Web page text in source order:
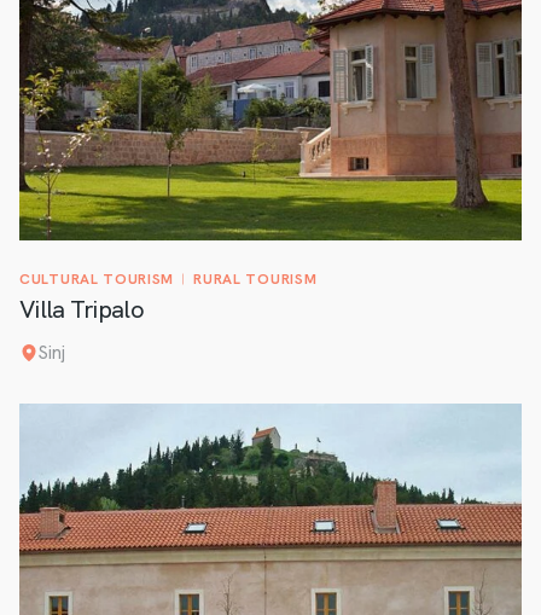
CULTURAL TOURISM RURAL TOURISM
Villa Tripalo
Sinj